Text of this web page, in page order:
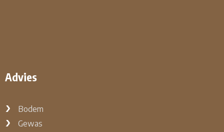
Advies
Bodem
Gewas